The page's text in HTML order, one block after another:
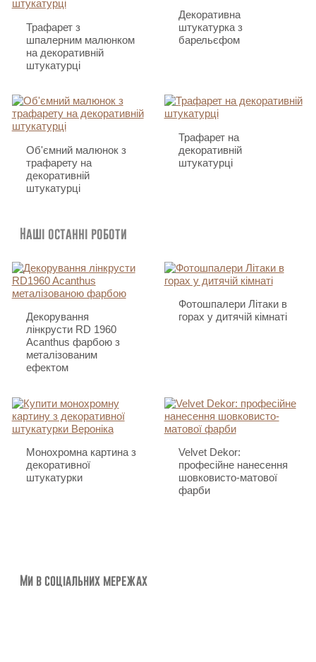
Трафарет з
шпалерним малюнком
на декоративній
штукатурці
Декоративна
штукатурка з
барельєфом
Об'ємний малюнок з
трафарету на
декоративній
штукатурці
Трафарет на
декоративній
штукатурці
Наші останні роботи
Декорування
лінкрусти RD 1960
Acanthus фарбою з
металізованим
ефектом
Фотошпалери Літаки в
горах у дитячій кімнаті
Монохромна картина з
декоративної
штукатурки
Velvet Dekor:
професійне нанесення
шовковисто-матової
фарби
Ми в соціальних мережах